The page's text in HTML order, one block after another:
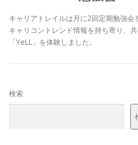
キャリアトレイルは月に2回定期勉強
キャリコントレンド情報を持ち寄り、
「YeLL」を体験しました。
検索